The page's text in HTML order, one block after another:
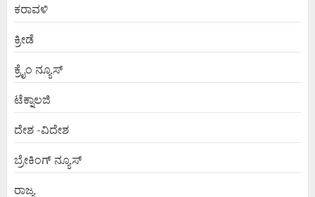
ಕರಾವಳಿ
ಕ್ರೀಡೆ
ಕ್ರೈಂ ನ್ಯೂಸ್
ಟೆಕ್ನಾಲಜಿ
ದೇಶ -ವಿದೇಶ
ಬ್ರೇಕಿಂಗ್ ನ್ಯೂಸ್
ರಾಜ್ಯ